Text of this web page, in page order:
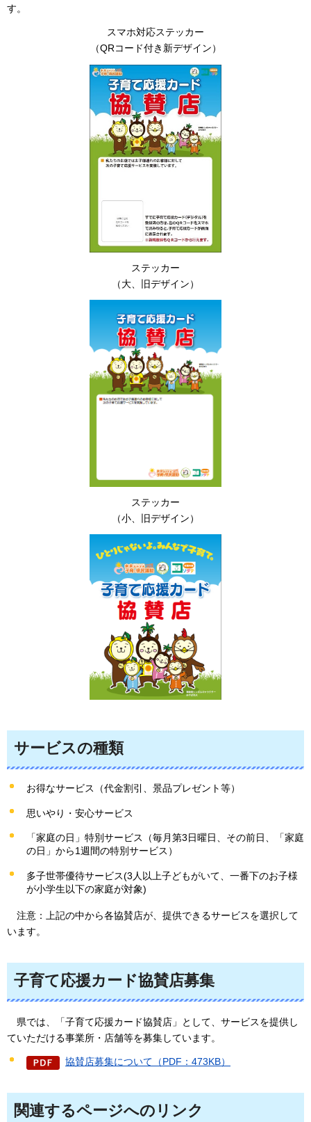
す。
スマホ対応ステッカー
（QRコード付き新デザイン）
ステッカー
（大、旧デザイン）
ステッカー
（小、旧デザイン）
サービスの種類
お得なサービス（代金割引、景品プレゼント等）
思いやり・安心サービス
「家庭の日」特別サービス（毎月第3日曜日、その前日、「家庭
の日」から1週間の特別サービス）
多子世帯優待サービス(3人以上子どもがいて、一番下のお子様
が小学生以下の家庭が対象)
注意：
上記の中から各協賛店が、提供できるサービスを選択して
います。
子育て応援カード協賛店募集
県では 、「子育て応援カード協賛店」として、サービスを提供し
ていただける事業所・店舗等を募集しています。
協賛店募集について（PDF：473KB）
関連するページへのリンク